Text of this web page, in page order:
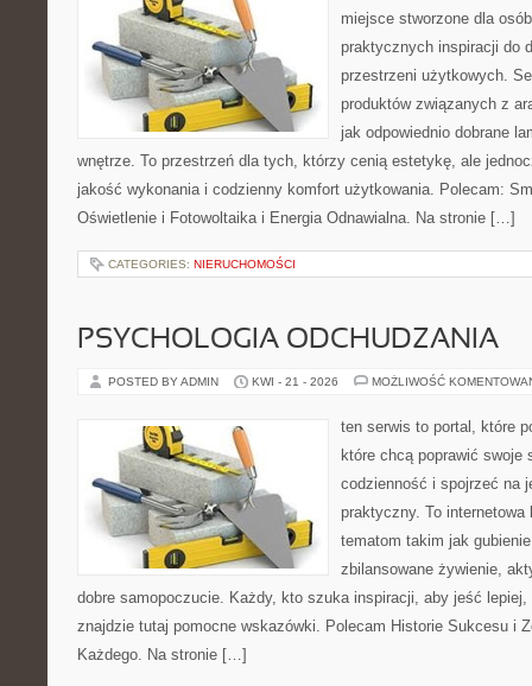
miejsce stworzone dla
praktycznych inspiracji do
przestrzeni użytkowych.
produktów związanych z
jak odpowiednio dobrane
wnętrze. To przestrzeń dla tych, którzy cenią estetykę, ale
jakość wykonania i codzienny komfort użytkowania. Polecam:
Oświetlenie i Fotowoltaika i Energia Odnawialna. Na stronie […]
CATEGORIES: NIERUCHOMOŚCI
PSYCHOLOGIA ODCHUDZANIA
POSTED BY ADMIN KWI - 21 - 2026 MOŻLIWOŚĆ
ten serwis to portal, które
które chcą poprawić swoje
codzienność i spojrzeć na
praktyczny. To
tematom takim jak
zbilansowane żywienie,
dobre samopoczucie. Każdy, kto szuka inspiracji, aby jeść
znajdzie tutaj pomocne wskazówki. Polecam Historie Sukcesu i
Każdego. Na stronie […]